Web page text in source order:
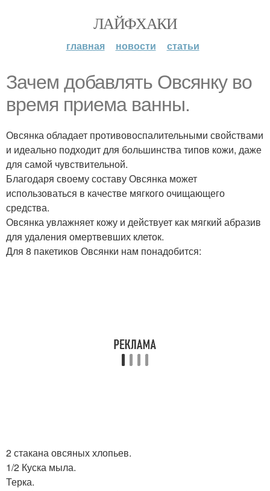
ЛАЙФХАКИ
главная новости статьи
Зачем добавлять Овсянку во
время приема ванны.
Овсянка обладает противовоспалительными свойствами
и идеально подходит для большинства типов кожи, даже
для самой чувствительной.
Благодаря своему составу Овсянка может
использоваться в качестве мягкого очищающего
средства.
Овсянка увлажняет кожу и действует как мягкий абразив
для удаления омертвевших клеток.
Для 8 пакетиков Овсянки нам понадобится:
2 стакана овсяных хлопьев.
1/2 Куска мыла.
Терка.